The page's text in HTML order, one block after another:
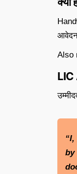
आवेदन
Also
by